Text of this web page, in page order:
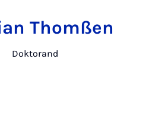
Thomßen
Doktorand